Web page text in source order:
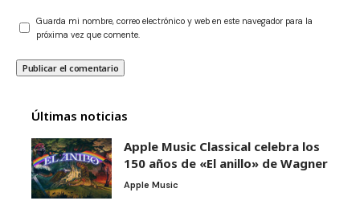
Guarda mi nombre, correo electrónico y web en este navegador para la
próxima vez que comente.
Últimas noticias
Apple Music Classical celebra los
150 años de «El anillo» de Wagner
Apple Music